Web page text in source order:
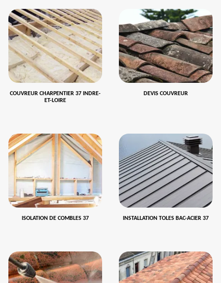
COUVREUR CHARPENTIER 37 INDRE-
ET-LOIRE
DEVIS COUVREUR
ISOLATION DE COMBLES 37 INSTALLATION TOLES BAC-ACIER 37